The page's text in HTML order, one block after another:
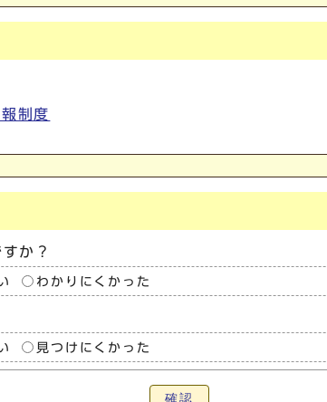
制度
か？
わかりにくかった
見つけにくかった
確認